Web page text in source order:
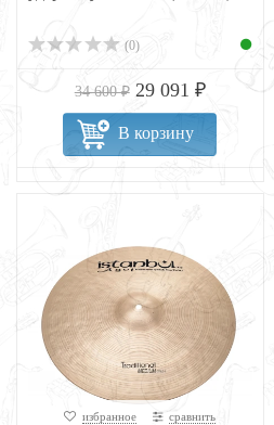
(0)
34 600 ₽ 29 091 ₽
В корзину
избранное сравнить